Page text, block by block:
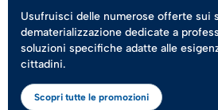
Usufruisci delle numerose offerte sui
dematerializzazione dedicate a
soluzioni specifiche adatte alle
cittadini.
Scopri tutte le promozioni